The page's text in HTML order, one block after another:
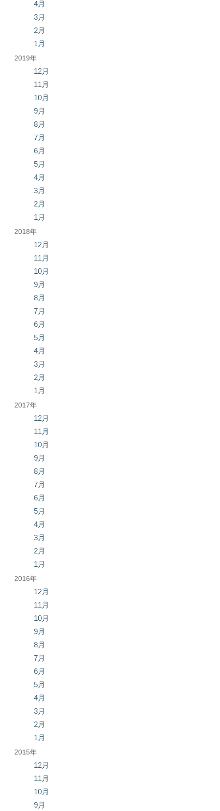
4月
3月
2月
1月
2019年
12月
11月
10月
9月
8月
7月
6月
5月
4月
3月
2月
1月
2018年
12月
11月
10月
9月
8月
7月
6月
5月
4月
3月
2月
1月
2017年
12月
11月
10月
9月
8月
7月
6月
5月
4月
3月
2月
1月
2016年
12月
11月
10月
9月
8月
7月
6月
5月
4月
3月
2月
1月
2015年
12月
11月
10月
9月